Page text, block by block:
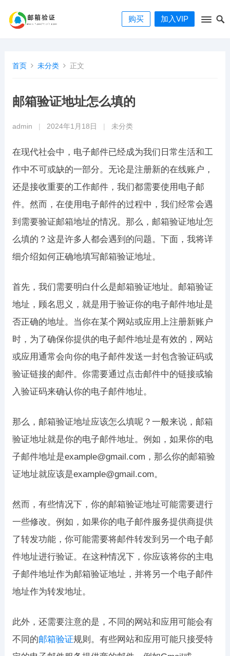
购买 加入VIP
首页 未分类 正文
邮箱验证地址怎么填的
admin 2024年1月18日 未分类
在现代社会中，电子邮件已经成为我们日常生活和工
作中不可或缺的一部分。无论是注册新的在线账户，
还是接收重要的工作邮件，我们都需要使用电子邮
件。然而，在使用电子邮件的过程中，我们经常会遇
到需要验证邮箱地址的情况。那么，邮箱验证地址怎
么填的？这是许多人都会遇到的问题。下面，我将详
细介绍如何正确地填写邮箱验证地址。
首先，我们需要明白什么是邮箱验证地址。邮箱验证
地址，顾名思义，就是用于验证你的电子邮件地址是
否正确的地址。当你在某个网站或应用上注册新账户
时，为了确保你提供的电子邮件地址是有效的，网站
或应用通常会向你的电子邮件发送一封包含验证码或
验证链接的邮件。你需要通过点击邮件中的链接或输
入验证码来确认你的电子邮件地址。
那么，邮箱验证地址应该怎么填呢？一般来说，邮箱
验证地址就是你的电子邮件地址。例如，如果你的电
子邮件地址是example@gmail.com，那么你的邮箱验
证地址就应该是example@gmail.com。
然而，有些情况下，你的邮箱验证地址可能需要进行
一些修改。例如，如果你的电子邮件服务提供商提供
了转发功能，你可能需要将邮件转发到另一个电子邮
件地址进行验证。在这种情况下，你应该将你的主电
子邮件地址作为邮箱验证地址，并将另一个电子邮件
地址作为转发地址。
此外，还需要注意的是，不同的网站和应用可能会有
不同的邮箱验证规则。有些网站和应用可能只接受特